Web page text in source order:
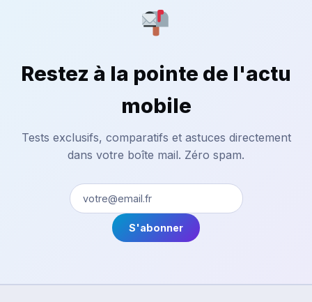
Restez à la pointe de l'actu
mobile
Tests exclusifs, comparatifs et astuces directement
dans votre boîte mail. Zéro spam.
S'abonner